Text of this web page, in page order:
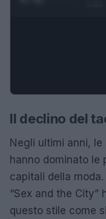
Il declino del
Negli ultimi anni,
hanno dominato le
capitali della
“Sex and the
questo stile come